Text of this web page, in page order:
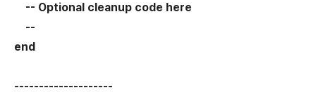
-- Optional cleanup code here
--
end
--------------------